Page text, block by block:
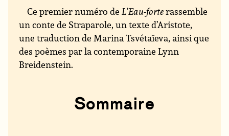
Ce premier numéro deL’Eau-forterassemble
un conte de Straparole, un texte d’Aristote,
une traduction de Marina Tsvétaïeva, ainsi que
des poèmes par la contemporaine Lynn
Breidenstein.
Sommaire